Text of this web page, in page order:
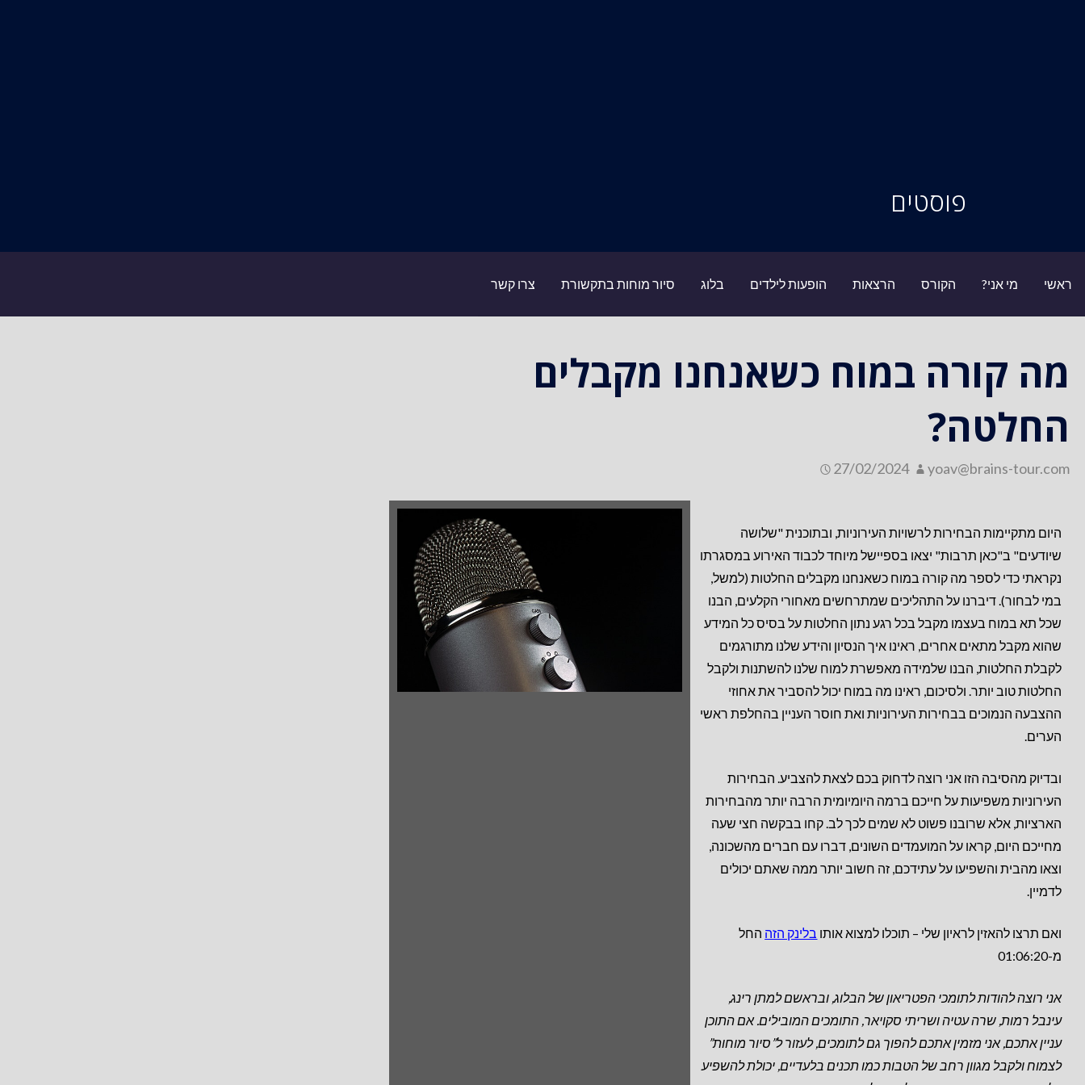
פוסטים
ראשי מי אני? הקורס הרצאות הופעות לילדים בלוג סיור מוחות בתקשורת צרו קשר
מה קורה במוח כשאנחנו מקבלים
החלטה?
27/02/2024 yoav@brains-tour.com
היום מתקיימות הבחירות לרשויות העירוניות, ובתוכנית "שלושה
שיודעים" ב"כאן תרבות" יצאו בספיישל מיוחד לכבוד האירוע במסגרתו
נקראתי כדי לספר מה קורה במוח כשאנחנו מקבלים החלטות (למשל,
במי לבחור). דיברנו על התהליכים שמתרחשים מאחורי הקלעים, הבנו
שכל תא במוח בעצמו מקבל בכל רגע נתון החלטות על בסיס כל המידע
שהוא מקבל מתאים אחרים, ראינו איך הנסיון והידע שלנו מתורגמים
לקבלת החלטות, הבנו שלמידה מאפשרת למוח שלנו להשתנות ולקבל
החלטות טוב יותר. ולסיכום, ראינו מה במוח יכול להסביר את אחוזי
ההצבעה הנמוכים בבחירות העירוניות ואת חוסר העניין בהחלפת ראשי
הערים.
ובדיוק מהסיבה הזו אני רוצה לדחוק בכם לצאת להצביע. הבחירות
העירוניות משפיעות על חייכם ברמה היומיומית הרבה יותר מהבחירות
הארציות, אלא שרובנו פשוט לא שמים לכך לב. קחו בבקשה חצי שעה
מחייכם היום, קראו על המועמדים השונים, דברו עם חברים מהשכונה,
וצאו מהבית והשפיעו על עתידכם, זה חשוב יותר ממה שאתם יכולים
לדמיין.
ואם תרצו להאזין לראיון שלי – תוכלו למצוא אותו בלינק הזה החל
מ-01:06:20
אני רוצה להודות לתומכי הפטריאון של הבלוג, ובראשם למתן רינג,
עינבל רמות, שרה עטיה ושריתי סקויאר, התומכים המובילים.אם התוכן
עניין אתכם, אני מזמין אתכם להפוך גם לתומכים, לעזור ל”סיור מוחות”
לצמוח ולקבל מגוון רחב של הטבות כמו תכנים בלעדיים, יכולת להשפיע